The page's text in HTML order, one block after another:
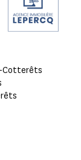
Cotterêts